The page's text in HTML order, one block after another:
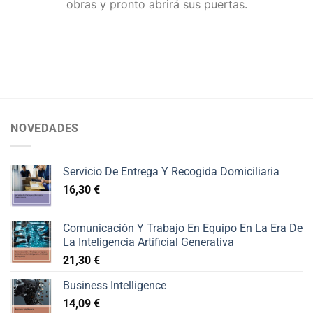
obras y pronto abrirá sus puertas.
NOVEDADES
Servicio De Entrega Y Recogida Domiciliaria
16,30 €
Comunicación Y Trabajo En Equipo En La Era De
La Inteligencia Artificial Generativa
21,30 €
Business Intelligence
14,09 €